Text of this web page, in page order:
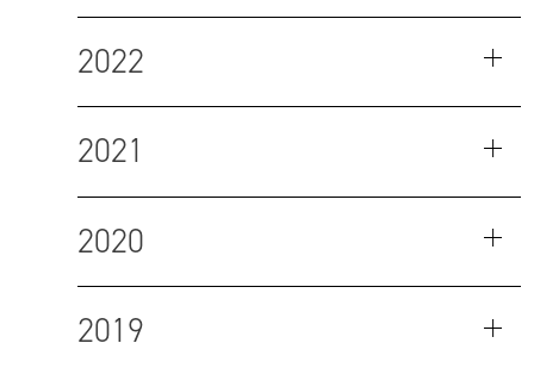
2022
2021
2020
2019